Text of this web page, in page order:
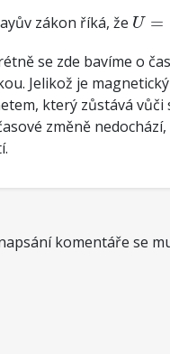
zákon říká, že U =
U=
se zde bavíme o
Jelikož je
který zůstává vůči
změně
komentáře se